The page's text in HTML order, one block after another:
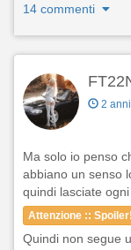
14 commenti
2
Ma solo io penso
abbiano un senso
quindi lasciate
Attenzione :: Spoiler!
Quindi non segue